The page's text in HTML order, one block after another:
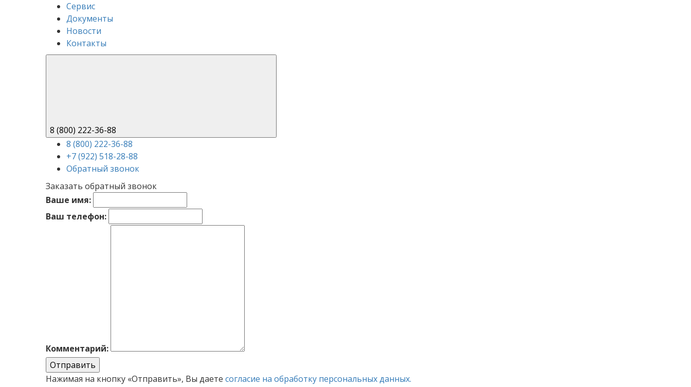
Сервис
Документы
Новости
Контакты
8 (800) 222-36-88
8 (800) 222-36-88
+7 (922) 518-28-88
Обратный звонок
Заказать обратный звонок
Ваше имя:
Ваш телефон:
Комментарий:
Отправить
Нажимая на кнопку «Отправить», Вы даетесогласие на обработку персональных данных.